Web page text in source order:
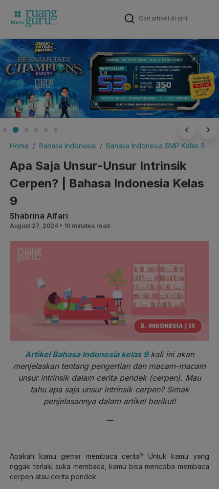
Search
for:
Home Bahasa Indonesia Bahasa Indonesia SMP Kelas 9
Apa Saja Unsur-Unsur Intrinsik
Cerpen? | Bahasa Indonesia Kelas
9
Shabrina Alfari
August 27, 2024 • 10 minutes read
Artikel Bahasa Indonesia kelas 9kali ini akan
menjelaskan tentang pengertian dan macam-macam
unsur intrinsik dalam cerita pendek (cerpen). Mau
tahu apa saja unsur intrinsik cerpen? Simak
penjelasannya dalam artikel berikut!
—
Apakah kamu gemar membaca cerita? Untuk kamu yang
nggak terlalu suka membaca, kamu bisa mencoba membaca
cerpen atau cerita pendek.